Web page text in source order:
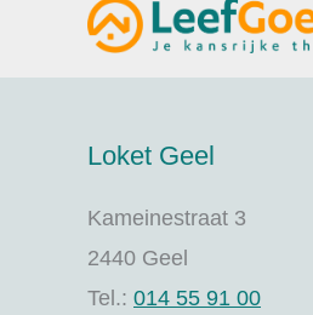
Loket Geel
Kameinestraat 3
2440 Geel
Tel.: 014 55 91 00